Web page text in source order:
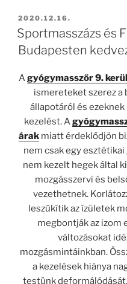
BEKÜLDVE:
2020.12.16.
Sportmasszázs és
Budapesten
Agyógymasszőr 9.
ismereteket szerez a
állapotáról és
kezelést. A
árakmiatt érdeklődjön
nem csak egy esztétikai
nem kezelt hegek által
mozgásszervi és
vezethetnek.
leszűkítik az ízületek
megbontják az izom
változásokat
mozgásmintáinkban.
a kezelések hiánya
testünk